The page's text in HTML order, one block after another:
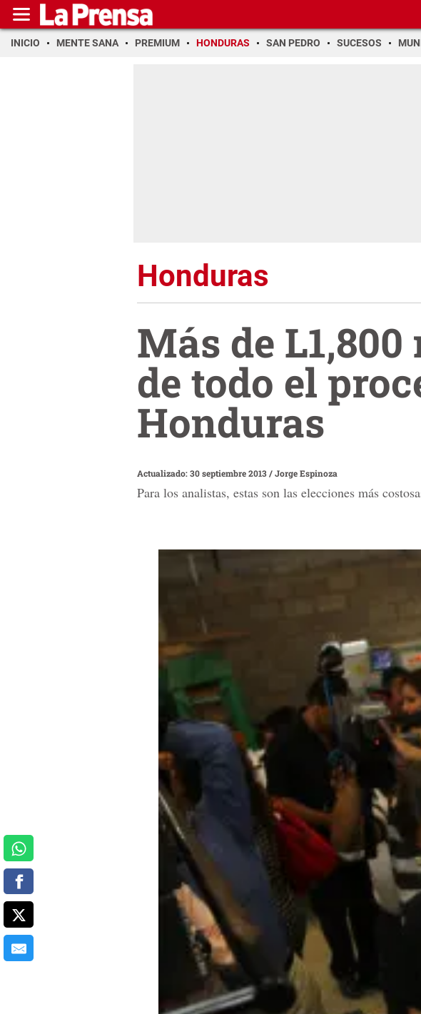
INICIO MENTE SANA PREMIUM HONDURAS SAN PEDRO SUCESOS
Honduras
Más de
de todo el
Honduras
Actualizado: 30 septiembre 2013/Jorge Espinoza
Para los analistas, estas son las elecciones más